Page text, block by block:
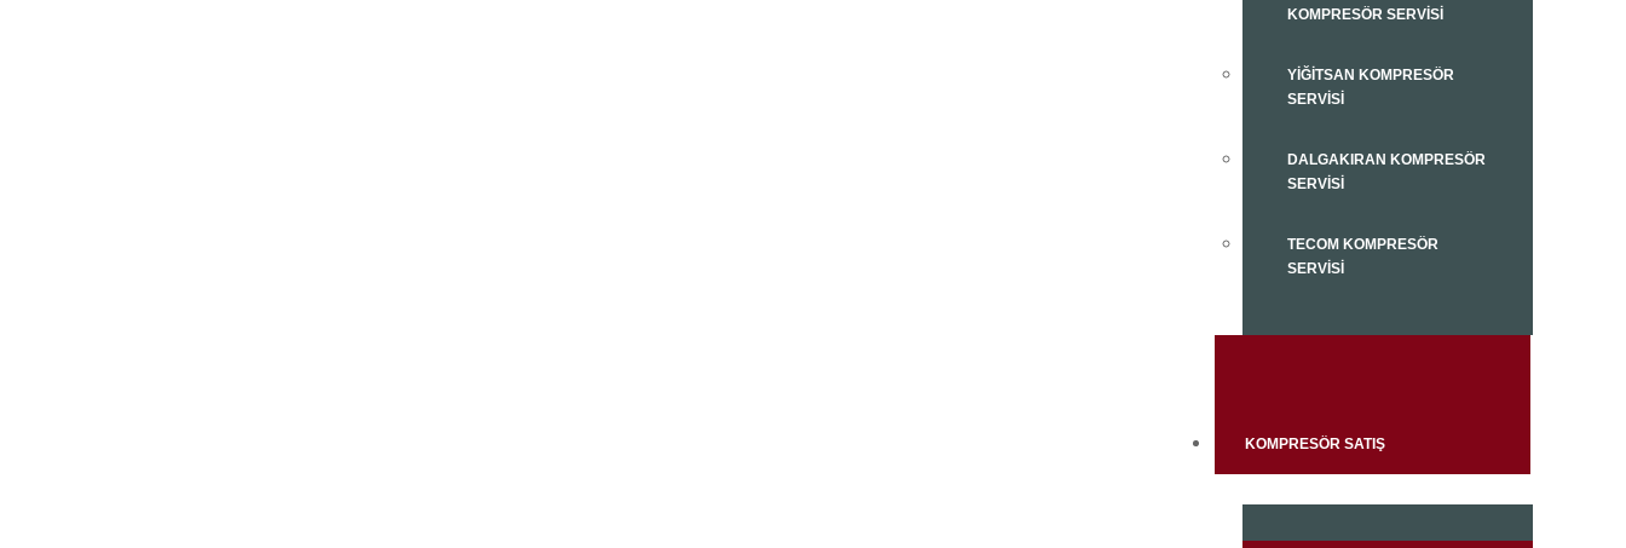
KOMPRESÖR SERVISI
YIĞITSAN KOMPRESÖR
SERVISI
DALGAKIRAN KOMPRESÖR
SERVISI
TECOM KOMPRESÖR
SERVISI
KOMPRESÖR SATIŞ